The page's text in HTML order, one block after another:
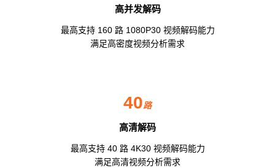
高并发解码
最高支持 160 路 1080P30 视频解码能力
满足高密度视频分析需求
40路
高清解码
最高支持 40 路 4K30 视频解码能力
满足高清视频分析需求